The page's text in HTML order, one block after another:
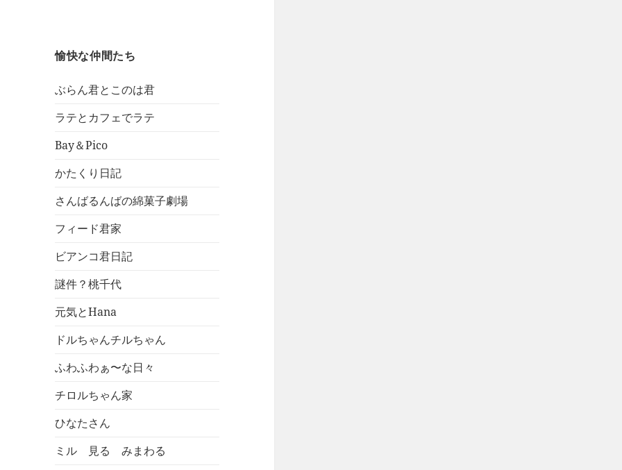
愉快な仲間たち
ぶらん君とこのは君
ラテとカフェでラテ
Bay＆Pico
かたくり日記
さんばるんばの綿菓子劇場
フィード君家
ビアンコ君日記
謎件？桃千代
元気とHana
ドルちゃんチルちゃん
ふわふわぁ〜な日々
チロルちゃん家
ひなたさん
ミル 見る みまわる